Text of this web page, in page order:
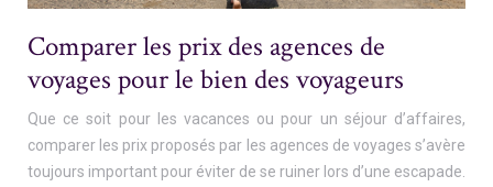
Comparer les prix des agences de
voyages pour le bien des voyageurs
Que ce soit pour les vacances ou pour un séjour d’affaires,
comparer les prix proposés par les agences de voyages s’avère
toujours important pour éviter de se ruiner lors d’une escapade.